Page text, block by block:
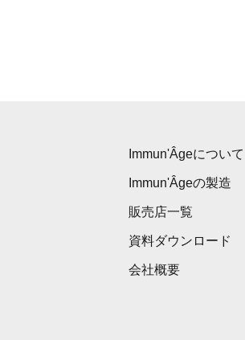
Immun'Âgeについて
Immun'Âgeの製造
販売店一覧
資料ダウンロード
会社概要